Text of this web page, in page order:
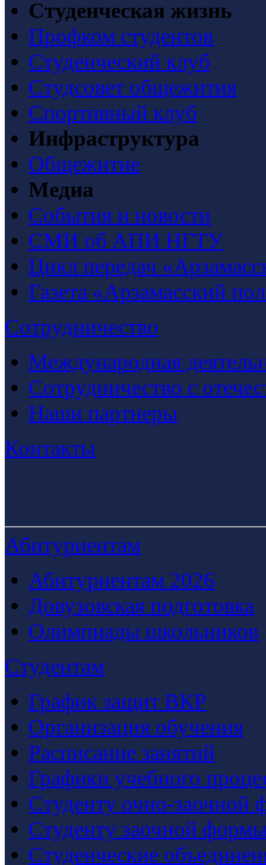
Студенческая жизнь
Профком студентов
Студенческий клуб
Студсовет общежития
Спортивный клуб
Инфраструктура
Общежитие
Медиа
События и новости
СМИ об АПИ НГТУ
Цикл передач
Газета «Арзамасский
Сотрудничество
Международная
Сотрудничество с
Наши партнеры
Контакты
Абитуриентам
Абитуриентам 2026
Довузовская подготовка
Олимпиады школьников
Студентам
График защит ВКР
Организация обучения
Расписание занятий
Графики учебного
Студенту очно-заочной
Студенту заочной
Студенческие